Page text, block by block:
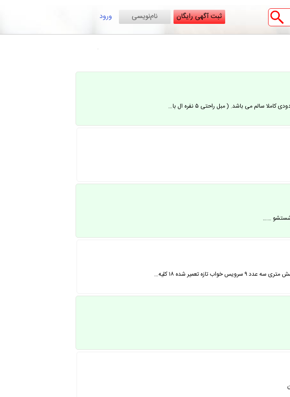
ورود نام‌نویسی ثبت آگهی رایگان
می باشد. ( مبل راحتی ۵ نفره ال با…
شستشو ……